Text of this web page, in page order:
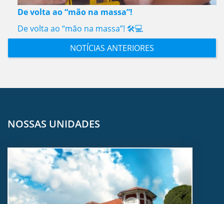
De volta ao “mão na massa”!
De volta ao “mão na massa”! 🛠️💻
NOTÍCIAS ANTERIORES
NOSSAS UNIDADES